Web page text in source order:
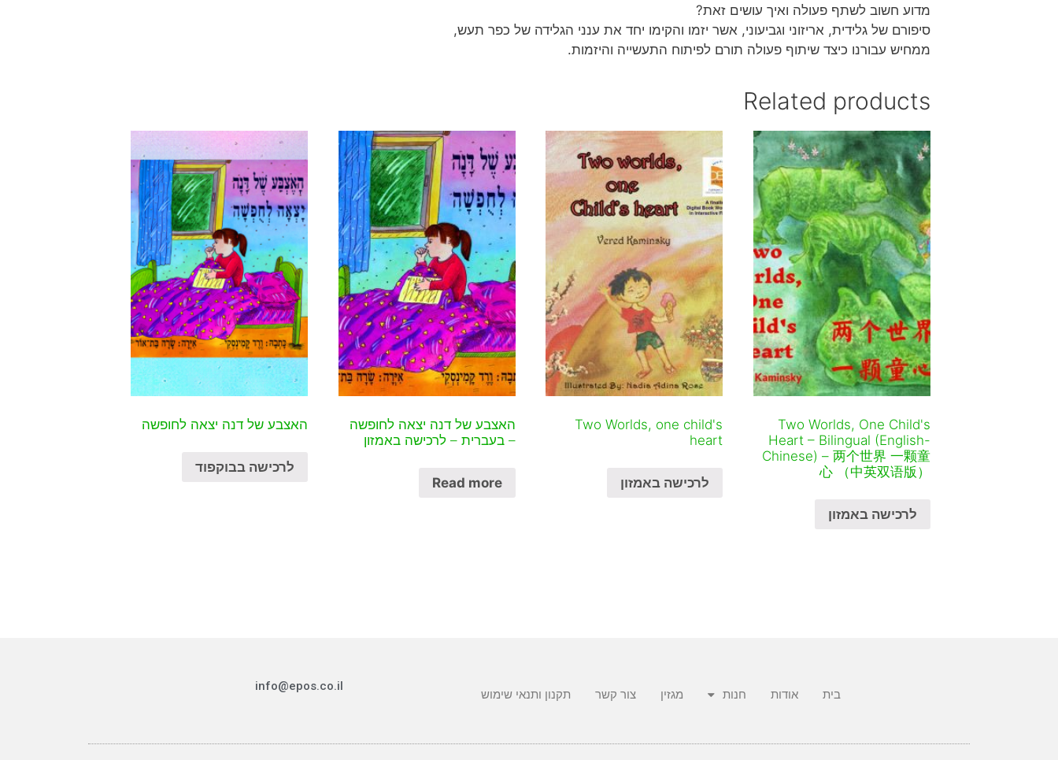
מדוע חשוב לשתף פעולה ואיך עושים זאת?
סיפורם של גלידית, אריזוני וגביעוני, אשר יזמו והקימו יחד את ענני הגלידה של כפר תעש,
ממחיש עבורנו כיצד שיתוף פעולה תורם לפיתוח התעשייה והיזמות.
Related products
Two Worlds, One Child's
Heart – Bilingual (English-
Chinese) – 两个世界 一颗童
心 （中英双语版）
לרכישה באמזון
Two Worlds, one child's
heart
לרכישה באמזון
האצבע של דנה יצאה לחופשה
– בעברית – לרכישה באמזון
Read more
האצבע של דנה יצאה לחופשה
לרכישה בבוקפוד
בית אודות חנות מגזין צור קשר תקנון ותנאי שימוש
info@epos.co.il